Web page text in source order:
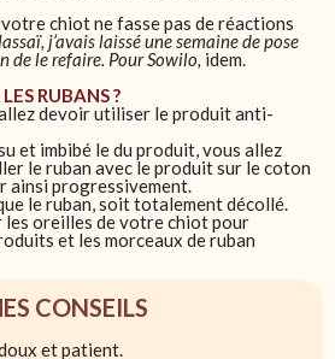
chiot ne fasse pas de réactions
j’avais laissé une semaine de pose
de le refaire. Pour Sowilo, idem.
RUBANS ?
devoir utiliser le produit anti-
et imbibé le du produit, vous allez
le ruban avec le produit sur le coton
ainsi progressivement.
le ruban, soit totalement décollé.
les oreilles de votre chiot pour
et les morceaux de ruban
CONSEILS
et patient.